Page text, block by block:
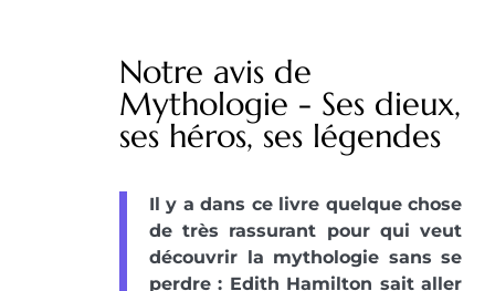
Notre avis de
Mythologie - Ses dieux,
ses héros, ses légendes
Il y a dans ce livre quelque chose
de très rassurant pour qui veut
découvrir la mythologie sans se
perdre : Edith Hamilton sait aller